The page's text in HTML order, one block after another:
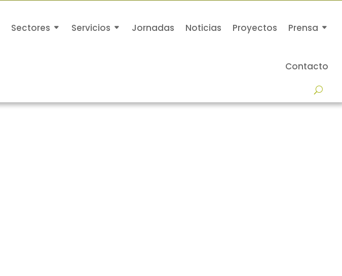
Sectores Servicios Jornadas Noticias Proyectos Prensa
Contacto